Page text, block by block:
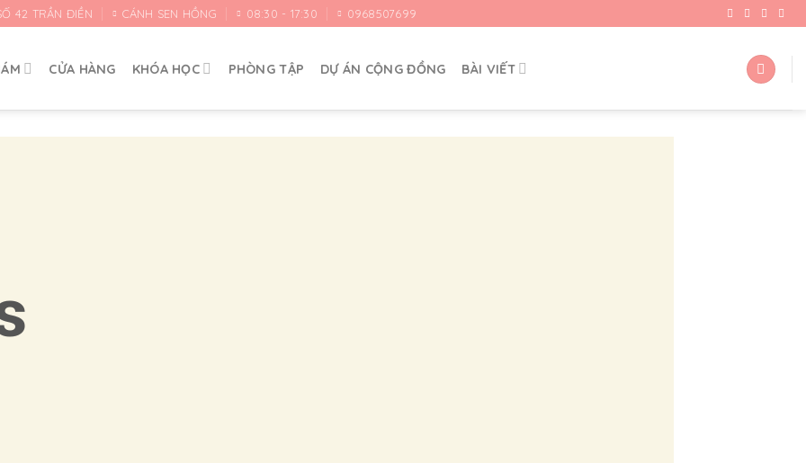
42 TRẦN ĐIỀN CÁNH SEN HỒNG 08:30 - 17:30 0968507699
CỬA HÀNG KHÓA HỌC PHÒNG TẬP DỰ ÁN CỘNG ĐỒNG BÀI VIẾT